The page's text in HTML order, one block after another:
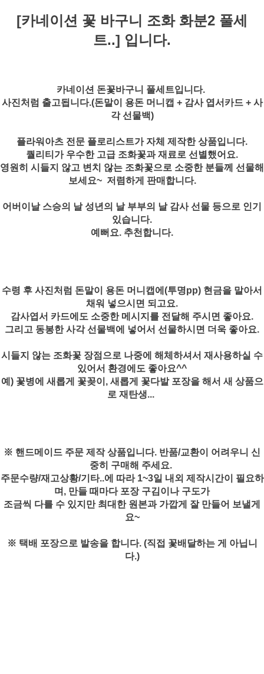
[카네이션 꽃 바구니 조화 화분2 풀세
트..] 입니다.
카네이션 돈꽃바구니 풀세트입니다.
사진처럼 출고됩니다.(돈말이 용돈 머니캡 + 감사 엽서카드 + 사
각 선물백)
플라워아츠 전문 플로리스트가 자체 제작한 상품입니다.
퀄리티가 우수한 고급 조화꽃과 재료로 선별했어요.
영원히 시들지 않고 변치 않는 조화꽃으로 소중한 분들께 선물해
보세요~ 저렴하게 판매합니다.
어버이날 스승의 날 성년의 날 부부의 날 감사 선물 등으로 인기
있습니다.
예뻐요. 추천합니다.
수령 후 사진처럼 돈말이 용돈 머니캡에(투명pp) 현금을 말아서
채워 넣으시면 되고요.
감사엽서 카드에도 소중한 메시지를 전달해 주시면 좋아요.
그리고 동봉한 사각 선물백에 넣어서 선물하시면 더욱 좋아요.
시들지 않는 조화꽃 장점으로 나중에 해체하셔서 재사용하실 수
있어서 환경에도 좋아요^^
예) 꽃병에 새롭게 꽃꽂이, 새롭게 꽃다발 포장을 해서 새 상품으
로 재탄생...
※ 핸드메이드 주문 제작 상품입니다. 반품/교환이 어려우니 신
중히 구매해 주세요.
주문수량/재고상황/기타..에 따라 1~3일 내외 제작시간이 필요하
며, 만들 때마다 포장 구김이나 구도가
조금씩 다를 수 있지만 최대한 원본과 가깝게 잘 만들어 보낼게
요~
※ 택배 포장으로 발송을 합니다. (직접 꽃배달하는 게 아닙니
다.)